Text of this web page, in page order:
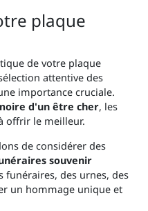
plaque
de votre plaque
attentive des
importance cruciale.
d'un être cher, les
offrir le meilleur.
de considérer des
souvenir
funéraires, des urnes, des
un hommage unique et